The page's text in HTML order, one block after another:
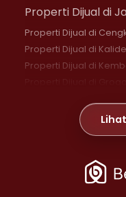
Properti Dijual di
Properti Dijual di
Properti Dijual di
Properti Dijual di
Properti Dijual di
Properti Dijual di
Properti Dijual di